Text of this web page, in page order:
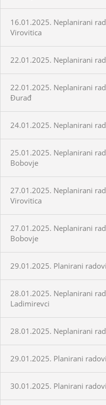
16.01.2025. Neplanirani
Virovitica
22.01.2025. Neplanirani
22.01.2025. Neplanirani
Đurađ
24.01.2025. Neplanirani
25.01.2025. Neplanirani
Bobovje
27.01.2025. Neplanirani
Virovitica
27.01.2025. Neplanirani
Bobovje
29.01.2025. Planirani
28.01.2025. Neplanirani
Ladimirevci
28.01.2025. Neplanirani
29.01.2025. Planirani
30.01.2025. Planirani